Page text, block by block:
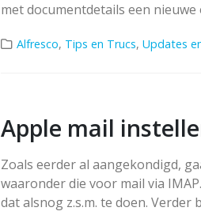
met documentdetails een nieuwe
Alfresco, Tips en Trucs,Updates
Apple mail
Zoals eerder al aangekondigd,
waaronder die voor mail via
dat alsnog z.s.m. te doen.